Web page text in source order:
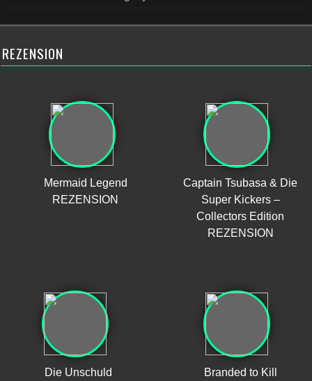
REZENSION
Mermaid Legend
REZENSION
Captain Tsubasa & Die
Super Kickers –
Collectors Edition
REZENSION
Die Unschuld
Branded to Kill